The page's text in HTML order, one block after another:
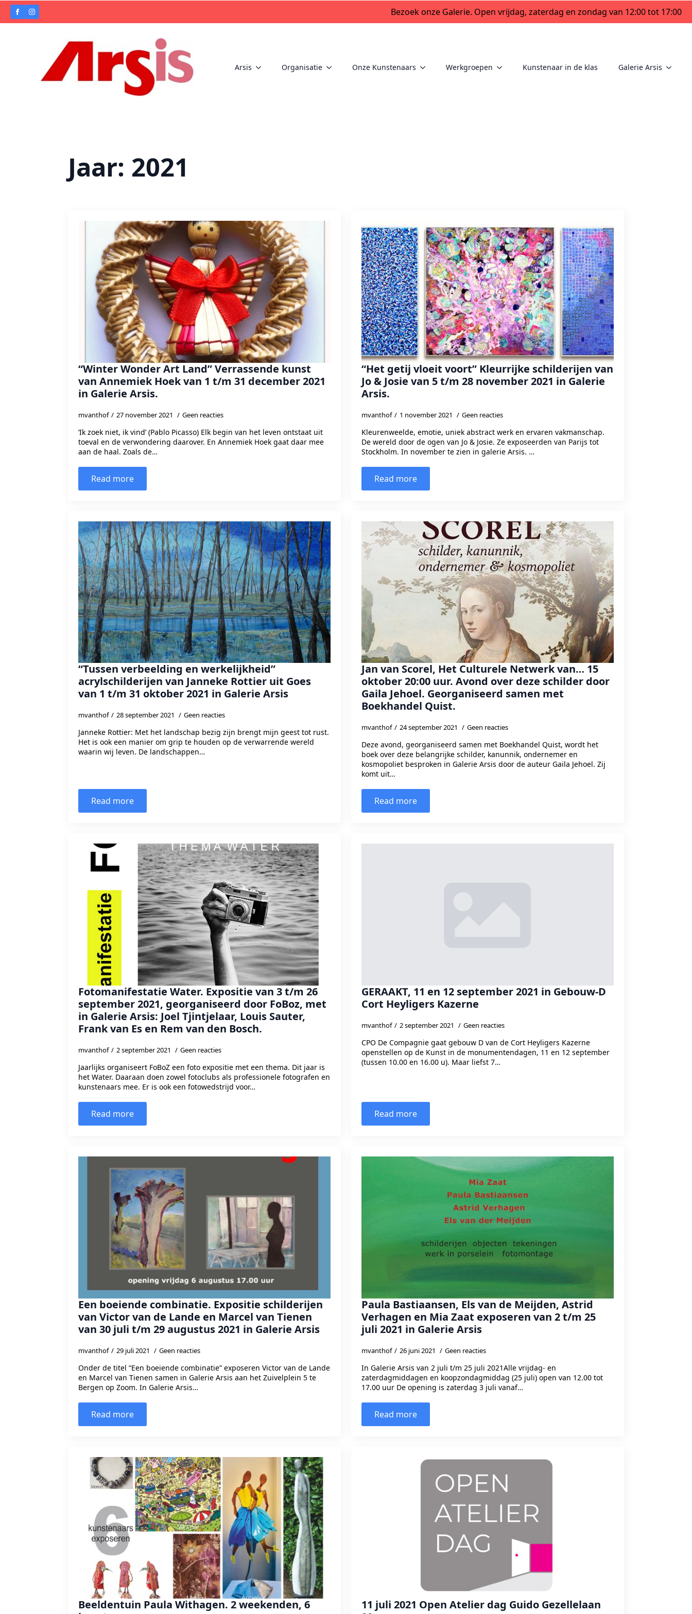
Bezoek onze Galerie. Open vrijdag, zaterdag en zondag van 12:00 tot 17:00
Arsis Organisatie Onze Kunstenaars Werkgroepen Kunstenaar in de klas Galerie Arsis
Jaar: 2021
“Winter Wonder Art Land” Verrassende kunst
van Annemiek Hoek van 1 t/m 31 december 2021
in Galerie Arsis.
mvanthof 27 november 2021 Geen reacties
‘Ik zoek niet, ik vind’ (Pablo Picasso) Elk begin van het leven ontstaat uit
toeval en de verwondering daarover. En Annemiek Hoek gaat daar mee
aan de haal. Zoals de…
Read more
“Het getij vloeit voort” Kleurrijke schilderijen van
Jo & Josie van 5 t/m 28 november 2021 in Galerie
Arsis.
mvanthof 1 november 2021 Geen reacties
Kleurenweelde, emotie, uniek abstract werk en ervaren vakmanschap.
De wereld door de ogen van Jo & Josie. Ze exposeerden van Parijs tot
Stockholm. In november te zien in galerie Arsis. …
Read more
“Tussen verbeelding en werkelijkheid”
acrylschilderijen van Janneke Rottier uit Goes
van 1 t/m 31 oktober 2021 in Galerie Arsis
mvanthof 28 september 2021 Geen reacties
Janneke Rottier: Met het landschap bezig zijn brengt mijn geest tot rust.
Het is ook een manier om grip te houden op de verwarrende wereld
waarin wij leven. De landschappen…
Read more
Jan van Scorel, Het Culturele Netwerk van… 15
oktober 20:00 uur. Avond over deze schilder door
Gaila Jehoel. Georganiseerd samen met
Boekhandel Quist.
mvanthof 24 september 2021 Geen reacties
Deze avond, georganiseerd samen met Boekhandel Quist, wordt het
boek over deze belangrijke schilder, kanunnik, ondernemer en
kosmopoliet besproken in Galerie Arsis door de auteur Gaila Jehoel. Zij
komt uit…
Read more
Fotomanifestatie Water. Expositie van 3 t/m 26
september 2021, georganiseerd door FoBoz, met
in Galerie Arsis: Joel Tjintjelaar, Louis Sauter,
Frank van Es en Rem van den Bosch.
mvanthof 2 september 2021 Geen reacties
Jaarlijks organiseert FoBoZ een foto expositie met een thema. Dit jaar is
het Water. Daaraan doen zowel fotoclubs als professionele fotografen en
kunstenaars mee. Er is ook een fotowedstrijd voor…
Read more
GERAAKT, 11 en 12 september 2021 in Gebouw-D
Cort Heyligers Kazerne
mvanthof 2 september 2021 Geen reacties
CPO De Compagnie gaat gebouw D van de Cort Heyligers Kazerne
openstellen op de Kunst in de monumentendagen, 11 en 12 september
(tussen 10.00 en 16.00 u). Maar liefst 7…
Read more
Een boeiende combinatie. Expositie schilderijen
van Victor van de Lande en Marcel van Tienen
van 30 juli t/m 29 augustus 2021 in Galerie Arsis
mvanthof 29 juli 2021 Geen reacties
Onder de titel “Een boeiende combinatie” exposeren Victor van de Lande
en Marcel van Tienen samen in Galerie Arsis aan het Zuivelplein 5 te
Bergen op Zoom. In Galerie Arsis…
Read more
Paula Bastiaansen, Els van de Meijden, Astrid
Verhagen en Mia Zaat exposeren van 2 t/m 25
juli 2021 in Galerie Arsis
mvanthof 26 juni 2021 Geen reacties
In Galerie Arsis van 2 juli t/m 25 juli 2021Alle vrijdag- en
zaterdagmiddagen en koopzondagmiddag (25 juli) open van 12.00 tot
17.00 uur De opening is zaterdag 3 juli vanaf…
Read more
Beeldentuin Paula Withagen. 2 weekenden, 6
11 juli 2021 Open Atelier dag Guido Gezellelaan